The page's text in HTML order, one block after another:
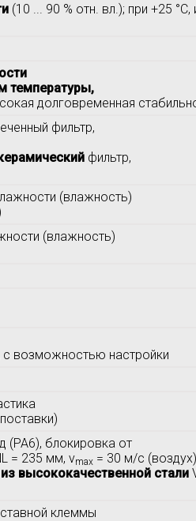
(10 ... 90 % отн. вл.); при +25 °C,
температуры,
долговременная
фильтр,
фильтр,
(влажность)
(влажность)
с возможностью настройки
(PA6), блокировка от
= 235 мм, vmax = 30 м/c (воздух)
из высококачественной стали
клеммы